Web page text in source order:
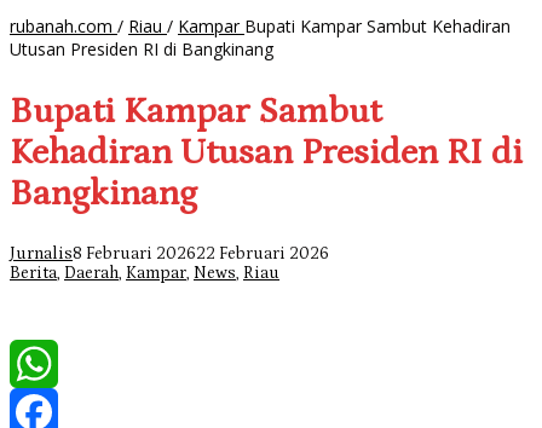
rubanah.com / Riau / Kampar Bupati Kampar Sambut Kehadiran
Utusan Presiden RI di Bangkinang
Bupati Kampar Sambut
Kehadiran Utusan Presiden RI di
Bangkinang
Jurnalis8 Februari 202622 Februari 2026
Berita, Daerah, Kampar, News, Riau
WhatsApp